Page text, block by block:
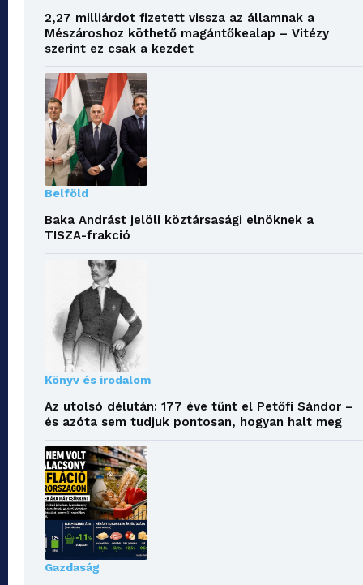
2,27 milliárdot fizetett vissza az államnak a
Mészároshoz köthető magántőkealap – Vitézy
szerint ez csak a kezdet
Belföld
Baka Andrást jelöli köztársasági elnöknek a
TISZA-frakció
Könyv és irodalom
Az utolsó délután: 177 éve tűnt el Petőfi Sándor –
és azóta sem tudjuk pontosan, hogyan halt meg
Gazdaság